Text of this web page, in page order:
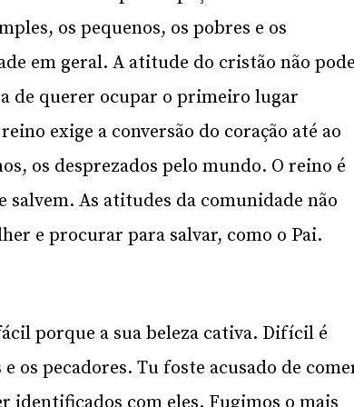
os pequenos, os pobres e os
em geral. A atitude do cristão não
de querer ocupar o primeiro lugar
exige a conversão do coração até ao
os desprezados pelo mundo. O reino é
salvem. As atitudes da comunidade não
e procurar para salvar, como o Pai.
porque a sua beleza cativa. Difícil é
os pecadores. Tu foste acusado de